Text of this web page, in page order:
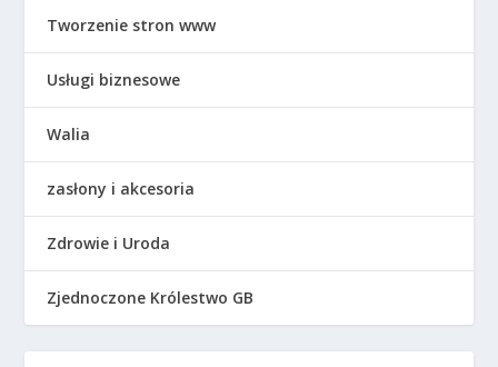
Tworzenie stron www
Usługi biznesowe
Walia
zasłony i akcesoria
Zdrowie i Uroda
Zjednoczone Królestwo GB